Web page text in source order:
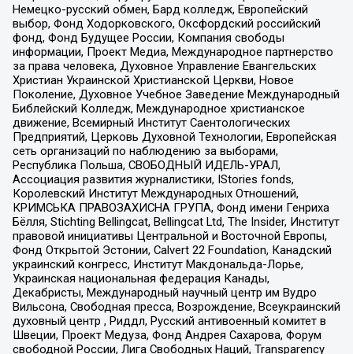
Немецко-русский обмен, Бард колледж, Европейский
выбор, Фонд Ходорковского, Оксфордский российский
фонд, Фонд Будущее России, Компания свободы
информации, Проект Медиа, Международное партнерство
за права человека, Духовное Управление Евангельских
Христиан Украинской Христианской Церкви, Новое
Поколение, Духовное Учебное Заведение Международный
Библейский Колледж, Международное христианское
движение, Всемирный Институт Саентологических
Предприятий, Церковь Духовной Технологии, Европейская
сеть организаций по наблюдению за выборами,
Республика Польша, СВОБОДНЫЙ ИДЕЛЬ-УРАЛ,
Ассоциация развития журналистики, IStories fonds,
Королевский Институт Международных Отношений,
КРИМСЬКА ПРАВОЗАХИСНА ГРУПА, Фонд имени Генриха
Бёлля, Stichting Bellingcat, Bellingcat Ltd, The Insider, Институт
правовой инициативы Центральной и Восточной Европы,
Фонд Открытой Эстонии, Calvert 22 Foundation, Канадский
украинский конгресс, Институт Макдональда-Лорье,
Украинская национальная федерация Канады,
Декабристы, Международный научный центр им Вудро
Вильсона, Свободная пресса, Возрождение, Всеукраинский
духовный центр , Риддл, Русский антивоенный комитет в
Швеции, Проект Медуза, Фонд Андрея Сахарова, Форум
свободной России, Лига Свободных Наций, Transparеncy